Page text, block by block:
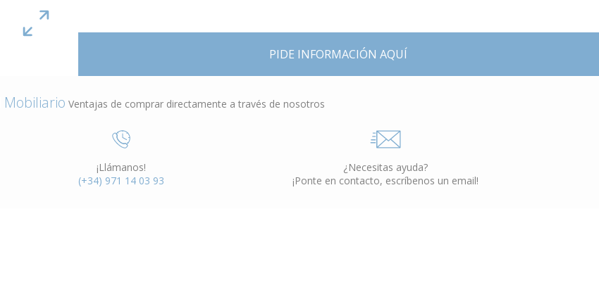
PIDE INFORMACIÓN AQUÍ
Mobiliario Ventajas de comprar directamente a través de nosotros
¡Llámanos!
(+34) 971 14 03 93
¿Necesitas ayuda?
¡Ponte en contacto, escríbenos un email!